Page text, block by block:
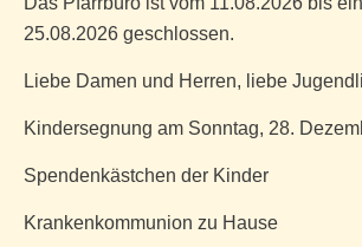
25.08.2026 geschlossen.
Liebe Damen und Herren, liebe
Kindersegnung am Sonntag, 28.
Spendenkästchen der Kinder
Krankenkommunion zu Hause